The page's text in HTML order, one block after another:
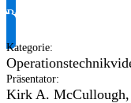
Produktinformationen
Kategorie:
Präsentator:
Kirk A.